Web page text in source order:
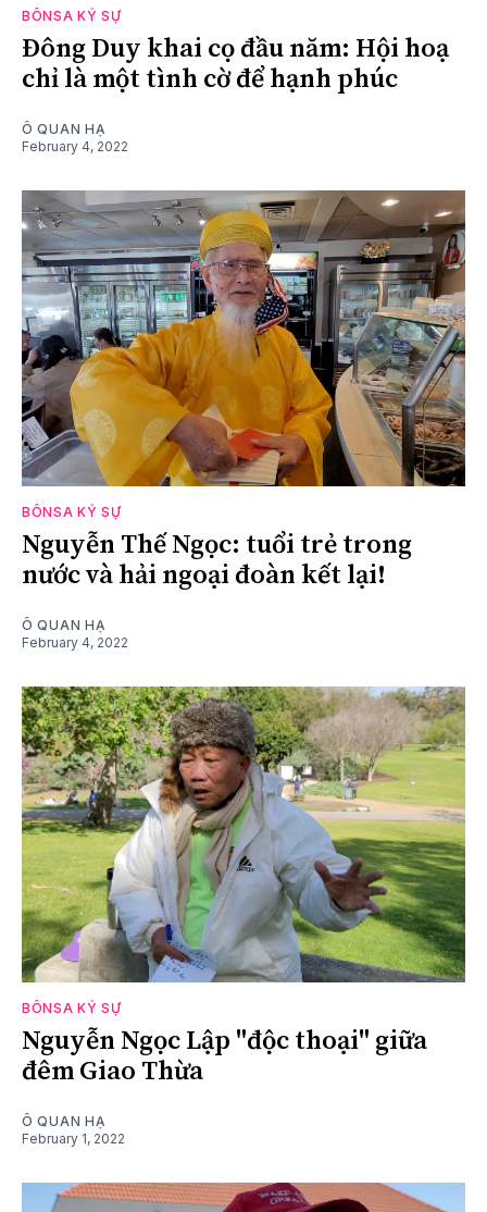
BÔNSA KÝ SỰ
Đông Duy khai cọ đầu năm: Hội hoạ
chỉ là một tình cờ để hạnh phúc
Ô QUAN HẠ
February 4, 2022
BÔNSA KÝ SỰ
Nguyễn Thế Ngọc: tuổi trẻ trong
nước và hải ngoại đoàn kết lại!
Ô QUAN HẠ
February 4, 2022
BÔNSA KÝ SỰ
Nguyễn Ngọc Lập "độc thoại" giữa
đêm Giao Thừa
Ô QUAN HẠ
February 1, 2022